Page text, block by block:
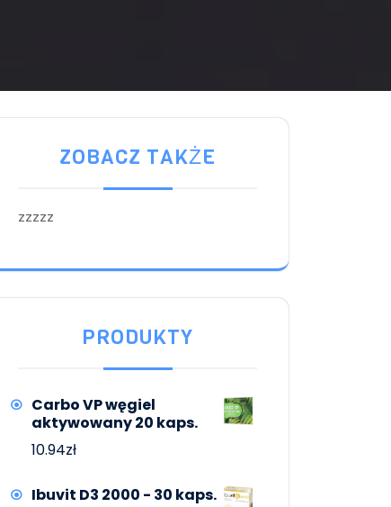
ZOBACZ TAKŻE
zzzzz
PRODUKTY
Carbo VP węgiel
aktywowany 20 kaps.
10.94zł
Ibuvit D3 2000 - 30 kaps.